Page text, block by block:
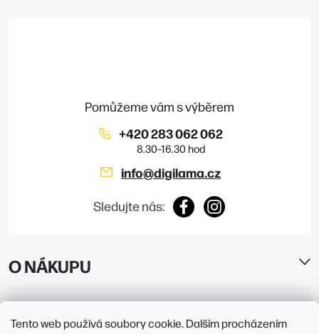
Tento web používá soubory cookie. Dalším procházením
O NÁKUPU
info@digilama.cz
+420 283 062 062
Sledujte nás: